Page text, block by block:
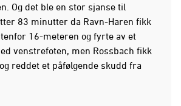
Og det ble en stor sjanse til
83 minutter da Ravn-Haren fikk
16-meteren og fyrte av et
venstrefoten, men Rossbach fikk
reddet et påfølgende skudd fra